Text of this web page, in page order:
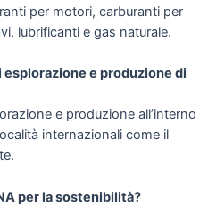
per motori, carburanti per
lubrificanti e gas naturale.
e produzione di
e produzione all’interno
internazionali come il
per la sostenibilità?